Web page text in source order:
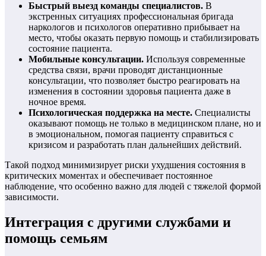
Быстрый выезд команды специалистов. В
экстренных ситуациях профессиональная бригада
наркологов и психологов оперативно прибывает на
место, чтобы оказать первую помощь и стабилизировать
состояние пациента.
Мобильные консультации. Используя современные
средства связи, врачи проводят дистанционные
консультации, что позволяет быстро реагировать на
изменения в состоянии здоровья пациента даже в
ночное время.
Психологическая поддержка на месте. Специалисты
оказывают помощь не только в медицинском плане, но и
в эмоциональном, помогая пациенту справиться с
кризисом и разработать план дальнейших действий.
Такой подход минимизирует риски ухудшения состояния в
критических моментах и обеспечивает постоянное
наблюдение, что особенно важно для людей с тяжелой формой
зависимости.
Интеграция с другими службами и
помощь семьям